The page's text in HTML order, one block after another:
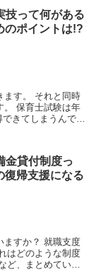
技って何がある
のポイントは!?
と同時
は年
金貸付制度っ
復帰支援になる
就職支度